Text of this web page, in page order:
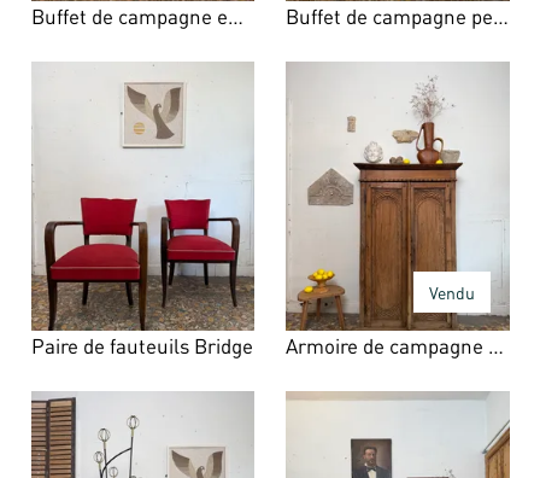
Buffet de campagne en chêne – XIXe siècle Buffet de campagne peint gris – fin XIXᵉ
Paire de fauteuils Bridge Armoire de campagne en noyer massif – XIXe siècle
Vendu